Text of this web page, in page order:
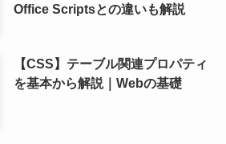
Office Scriptsとの違いも解説
【CSS】テーブル関連プロパティ
を基本から解説｜Webの基礎